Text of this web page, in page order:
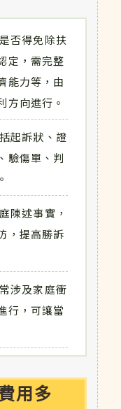
是否得免除扶
定，需完整
能力等，由
方向進行。
起訴狀、證
驗傷單、判
陳述事實，
，提高勝訴
涉及家庭衝
行，可讓當
用多